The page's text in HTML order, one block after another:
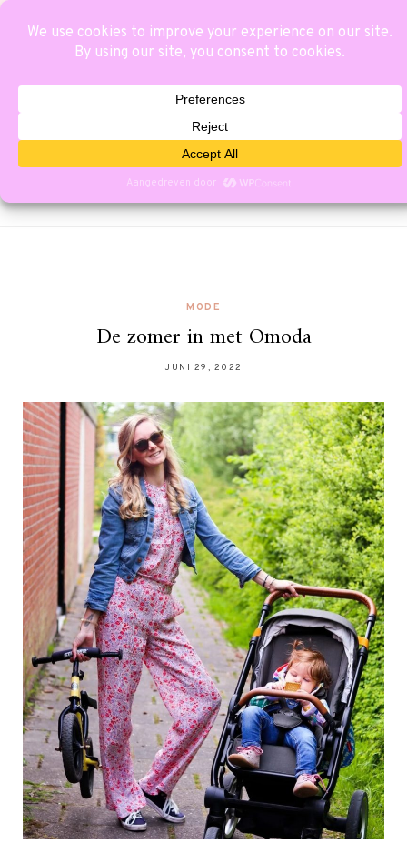
MODE
De zomer in met Omoda
JUNI 29, 2022